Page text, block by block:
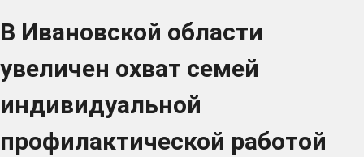
В Ивановской области
увеличен охват семей
индивидуальной
профилактической работой